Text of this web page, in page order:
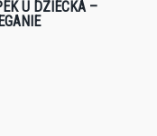
U DZIECKA –